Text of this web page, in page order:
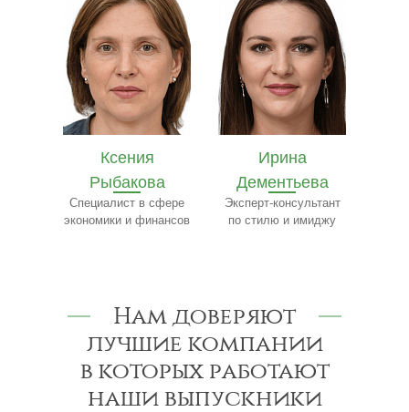
Ирина
Дементьева
Эксперт-консультант
по стилю и имиджу
Ярослав
Бобылёв
Эксперт по пищевому
производству
Нам доверяют
лучшие компании
в которых работают
наши выпускники